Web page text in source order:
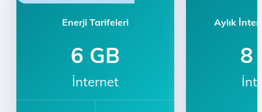
Enerji Tarifeleri
6 GB
İnternet
Aylık
8